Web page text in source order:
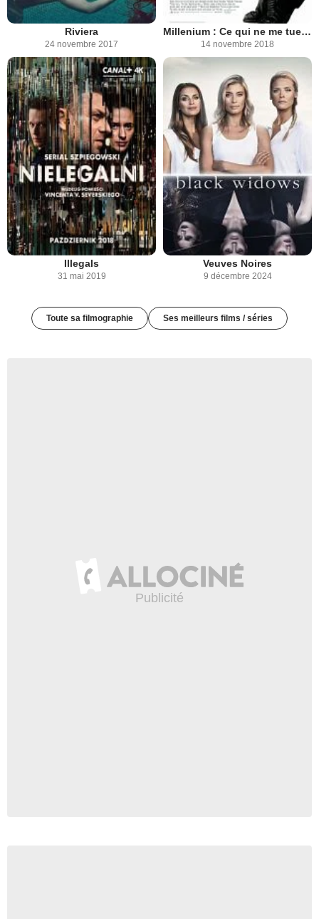
Riviera
24 novembre 2017
Millenium : Ce qui ne me tue pas
14 novembre 2018
Illegals
31 mai 2019
Veuves Noires
9 décembre 2024
Toute sa filmographie Ses meilleurs films / séries